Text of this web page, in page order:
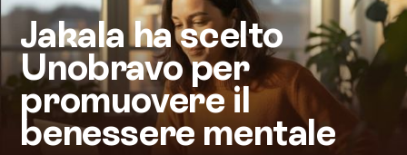
Jakala ha scelto
Unobravo per
promuovere il
benessere mentale